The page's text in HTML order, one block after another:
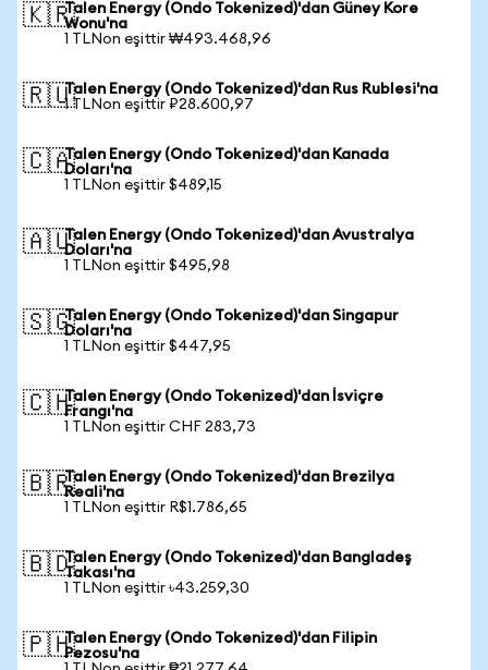
🇰🇷Talen Energy (Ondo Tokenized)'dan Güney Kore
Wonu'na
1 TLNon eşittir ₩493.468,96
🇷🇺Talen Energy (Ondo Tokenized)'dan Rus Rublesi'na
1 TLNon eşittir ₽28.600,97
🇨🇦Talen Energy (Ondo Tokenized)'dan Kanada
Doları'na
1 TLNon eşittir $489,15
🇦🇺Talen Energy (Ondo Tokenized)'dan Avustralya
Doları'na
1 TLNon eşittir $495,98
🇸🇬Talen Energy (Ondo Tokenized)'dan Singapur
Doları'na
1 TLNon eşittir $447,95
🇨🇭Talen Energy (Ondo Tokenized)'dan İsviçre
Frangı'na
1 TLNon eşittir CHF 283,73
🇧🇷Talen Energy (Ondo Tokenized)'dan Brezilya
Reali'na
1 TLNon eşittir R$1.786,65
🇧🇩Talen Energy (Ondo Tokenized)'dan Bangladeş
Takası'na
1 TLNon eşittir ৳43.259,30
🇵🇭Talen Energy (Ondo Tokenized)'dan Filipin
Pezosu'na